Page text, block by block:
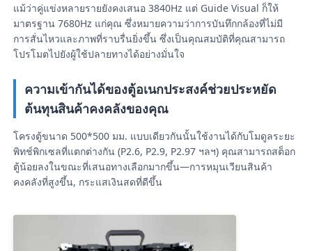
ผนังวิดีโอ LED COB
หน้าจอ LED SMD
บอร์ดจอ LED นอก
แม้ว่าคู่แข่งหลายรายยังคงเสนอ 3840Hz แต่ Guide Visual ก็ให้
มาตรฐาน 7680Hz แก่คุณ ซึ่งหมายความว่าการบันทึกกล้องที่ไม่มี
การสั่นไหวและภาพที่ราบรื่นยิ่งขึ้น ซึ่งเป็นคุณสมบัติที่คุณสามารถ
โปรโมตไปยังผู้ใช้ปลายทางได้อย่างมั่นใจ
ความเข้ากันได้ของตู้อเนกประสงค์ช่วยประหยัด
ต้นทุนสินค้าคงคลังของคุณ
โครงตู้ขนาด 500*500 มม. แบบเดียวกันนั้นใช้งานได้กับโมดูลระยะ
พิทช์พิกเซลที่แตกต่างกัน (P2.6, P2.9, P2.97 ฯลฯ) คุณสามารถสต็อก
ตู้น้อยลงในขณะที่เสนอทางเลือกมากขึ้น—การหมุนเวียนสินค้า
คงคลังที่สูงขึ้น, กระแสเงินสดที่ดีขึ้น